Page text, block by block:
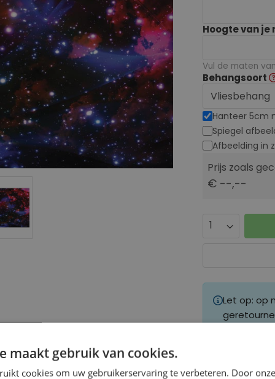
Hoogte van je
Vul de maten
Behangsoort
Hanteer 5cm
Spiegel
Afbeelding in
Prijs zoals
€ --,--
Let op: op
maakt gebruik van cookies.
cookies om uw gebruikerservaring te verbeteren. Door